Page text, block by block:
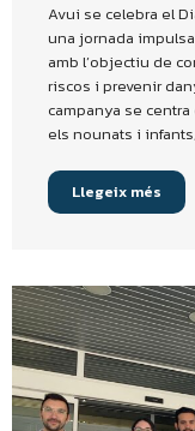
Avui se celebra el
una jornada
amb l’objectiu de
riscos i prevenir
campanya se
els nounats i
Llegeix més